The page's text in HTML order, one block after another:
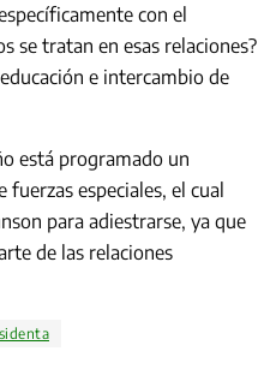
con el
se tratan en esas relaciones?
e intercambio de
está programado un
especiales, el cual
para adiestrarse, ya que
de las relaciones